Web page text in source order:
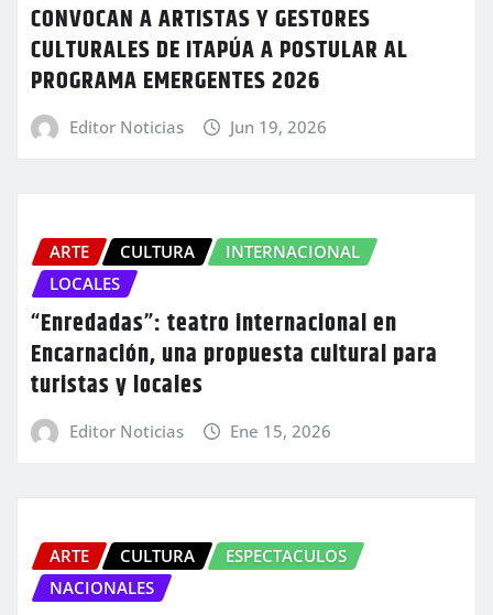
CONVOCAN A ARTISTAS Y GESTORES
CULTURALES DE ITAPÚA A POSTULAR AL
PROGRAMA EMERGENTES 2026
Editor Noticias Jun 19, 2026
ARTE CULTURA
INTERNACIONAL
LOCALES
“Enredadas”: teatro internacional en
Encarnación, una propuesta cultural para
turistas y locales
Editor Noticias Ene 15, 2026
ARTE CULTURA
ESPECTACULOS
NACIONALES